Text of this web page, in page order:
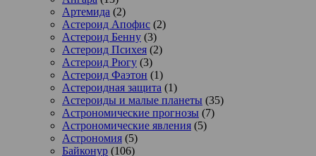
Артемида (2)
Астероид Апофис (2)
Астероид Бенну (3)
Астероид Психея (2)
Астероид Рюгу (3)
Астероид Фаэтон (1)
Астероидная защита (1)
Астероиды и малые планеты (35)
Астрономические прогнозы (7)
Астрономические явления (5)
Астрономия (5)
Байконур (106)